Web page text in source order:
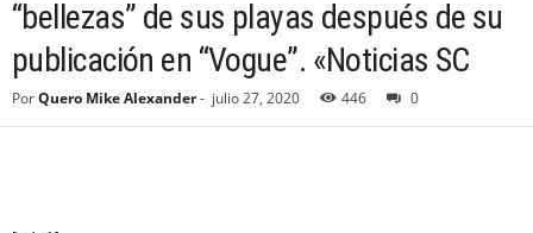
“bellezas” de sus playas después de su
publicación en “Vogue”. «Noticias SC
PorQuero Mike Alexander- julio 27, 2020 446 0